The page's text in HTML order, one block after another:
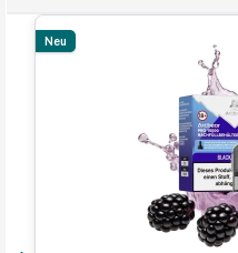
Produktgalerie überspringen
Neu